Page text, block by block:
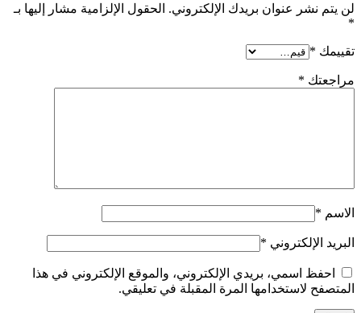
لن يتم نشر عنوان بريدك الإلكتروني. الحقول الإلزامية مشار إليها بـ
*
تقييمك *
مراجعتك *
الاسم *
البريد الإلكتروني *
احفظ اسمي، بريدي الإلكتروني، والموقع الإلكتروني في هذا
المتصفح لاستخدامها المرة المقبلة في تعليقي.